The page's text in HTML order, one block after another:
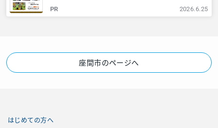
PR 2026.6.25
座間市のページへ
はじめての方へ